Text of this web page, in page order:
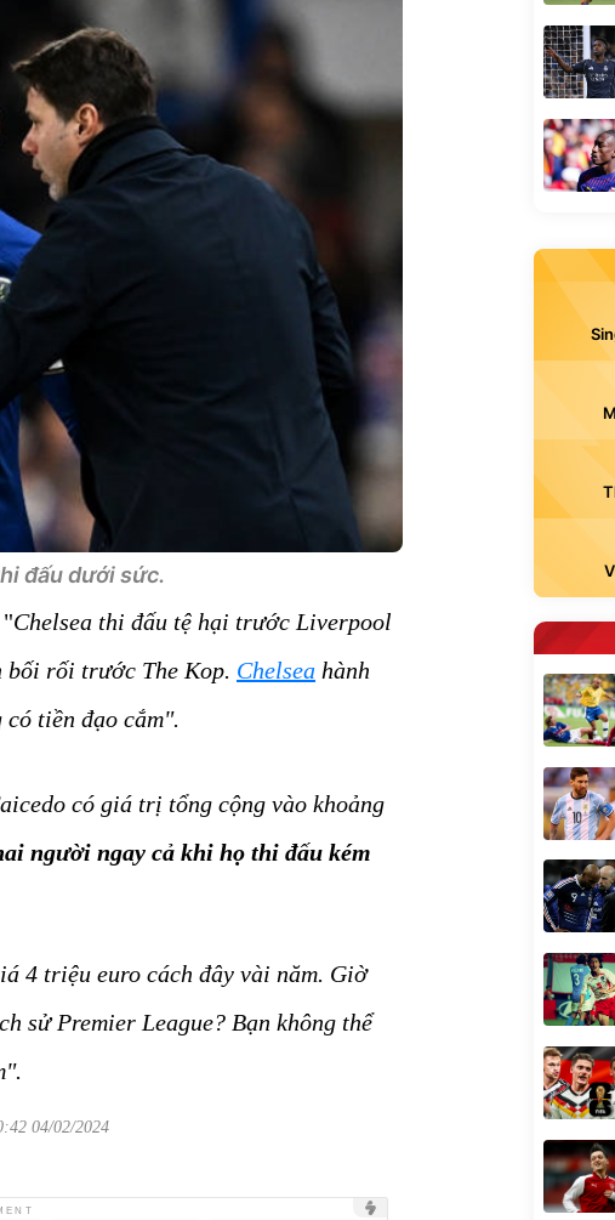
đấu dưới sức.
Chelsea thi đấu tệ hại trước Liverpool
bối rối trước The Kop. Chelsea hành
tiền đạo cắm".
có giá trị tổng cộng vào khoảng
người ngay cả khi họ thi đấu kém
4 triệu euro cách đây vài năm. Giờ
sử Premier League? Bạn không thể
04/02/2024
Unmute